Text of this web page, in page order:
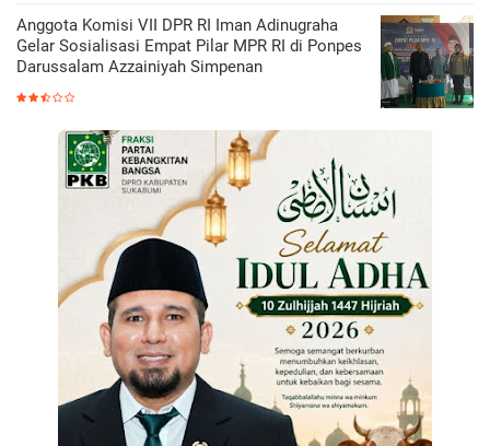
Anggota Komisi VII DPR RI Iman Adinugraha
Gelar Sosialisasi Empat Pilar MPR RI di Ponpes
Darussalam Azzainiyah Simpenan